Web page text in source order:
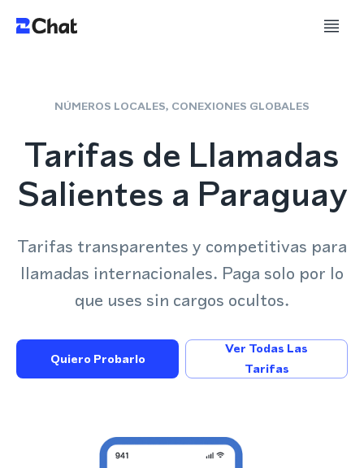
NÚMEROS LOCALES, CONEXIONES GLOBALES
Tarifas de Llamadas
Salientes a Paraguay
Tarifas transparentes y competitivas para
llamadas internacionales. Paga solo por lo
que uses sin cargos ocultos.
Quiero Probarlo
Ver Todas Las
Tarifas